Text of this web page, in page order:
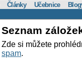
Články Učebnice
Seznam
Zde si můžete
spam.